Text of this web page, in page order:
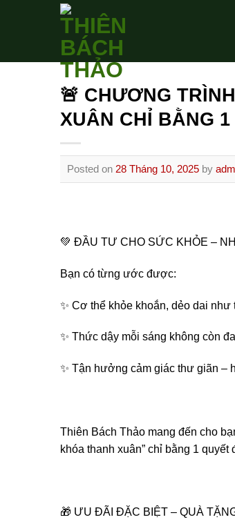
🚨 CHƯƠNG
XUÂN CHỈ BẰNG
Posted on 28 Tháng 10, 2025 by
💚 ĐẦU TƯ CHO SỨC KHỎE –
Bạn có từng ước được:
✨ Cơ thể khỏe khoắn, dẻo dai như
✨ Thức dậy mỗi sáng không còn
✨ Tận hưởng cảm giác thư giãn –
Thiên Bách Thảo mang đến cho
khóa thanh xuân” chỉ bằng 1 quyết
🎁 ƯU ĐÃI ĐẶC BIỆT – QUÀ